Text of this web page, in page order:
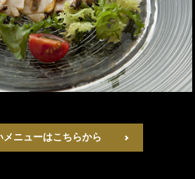
メニューはこちらから